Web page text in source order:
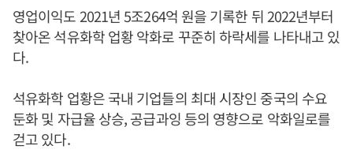
영업이익도 2021년 5조264억 원을 기록한 뒤 2022년부터
찾아온 석유화학 업황 악화로 꾸준히 하락세를 나타내고 있
다.
석유화학 업황은 국내 기업들의 최대 시장인 중국의 수요
둔화 및 자급율 상승, 공급과잉 등의 영향으로 악화일로를
걷고 있다.